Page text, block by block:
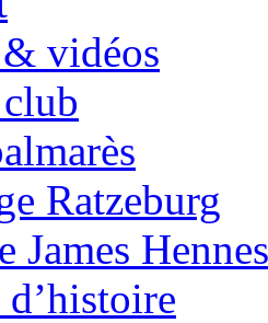
vidéos
Ratzeburg
James